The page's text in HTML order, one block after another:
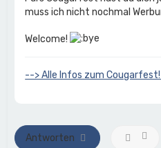
muss ich nicht nochmal
Welcome!
--> Alle Infos zum
Antworten